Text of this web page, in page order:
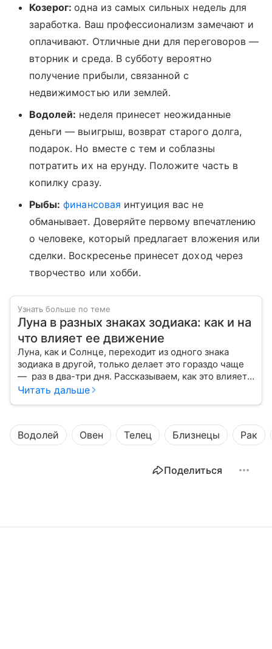
Козерог:одна из самых сильных недель для
заработка. Ваш профессионализм замечают и
оплачивают. Отличные дни для переговоров —
вторник и среда. В субботу вероятно
получение прибыли, связанной с
недвижимостью или землей.
Водолей: неделя принесет неожиданные
деньги — выигрыш, возврат старого долга,
подарок. Но вместе с тем и соблазны
потратить их на ерунду. Положите часть в
копилку сразу.
Рыбы: финансовая интуиция вас не
обманывает. Доверяйте первому впечатлению
о человеке, который предлагает вложения или
сделки. Воскресенье принесет доход через
творчество или хобби.
Узнать больше по теме
Луна в разных знаках зодиака: как и на
что влияет ее движение
Луна, как и Солнце, переходит из одного знака
зодиака в другой, только делает это гораздо чаще
— раз в два-три дня. Рассказываем, как это влияет
на нашу жизнь.
Читать дальше
Водолей Овен Телец Близнецы Рак
Поделиться